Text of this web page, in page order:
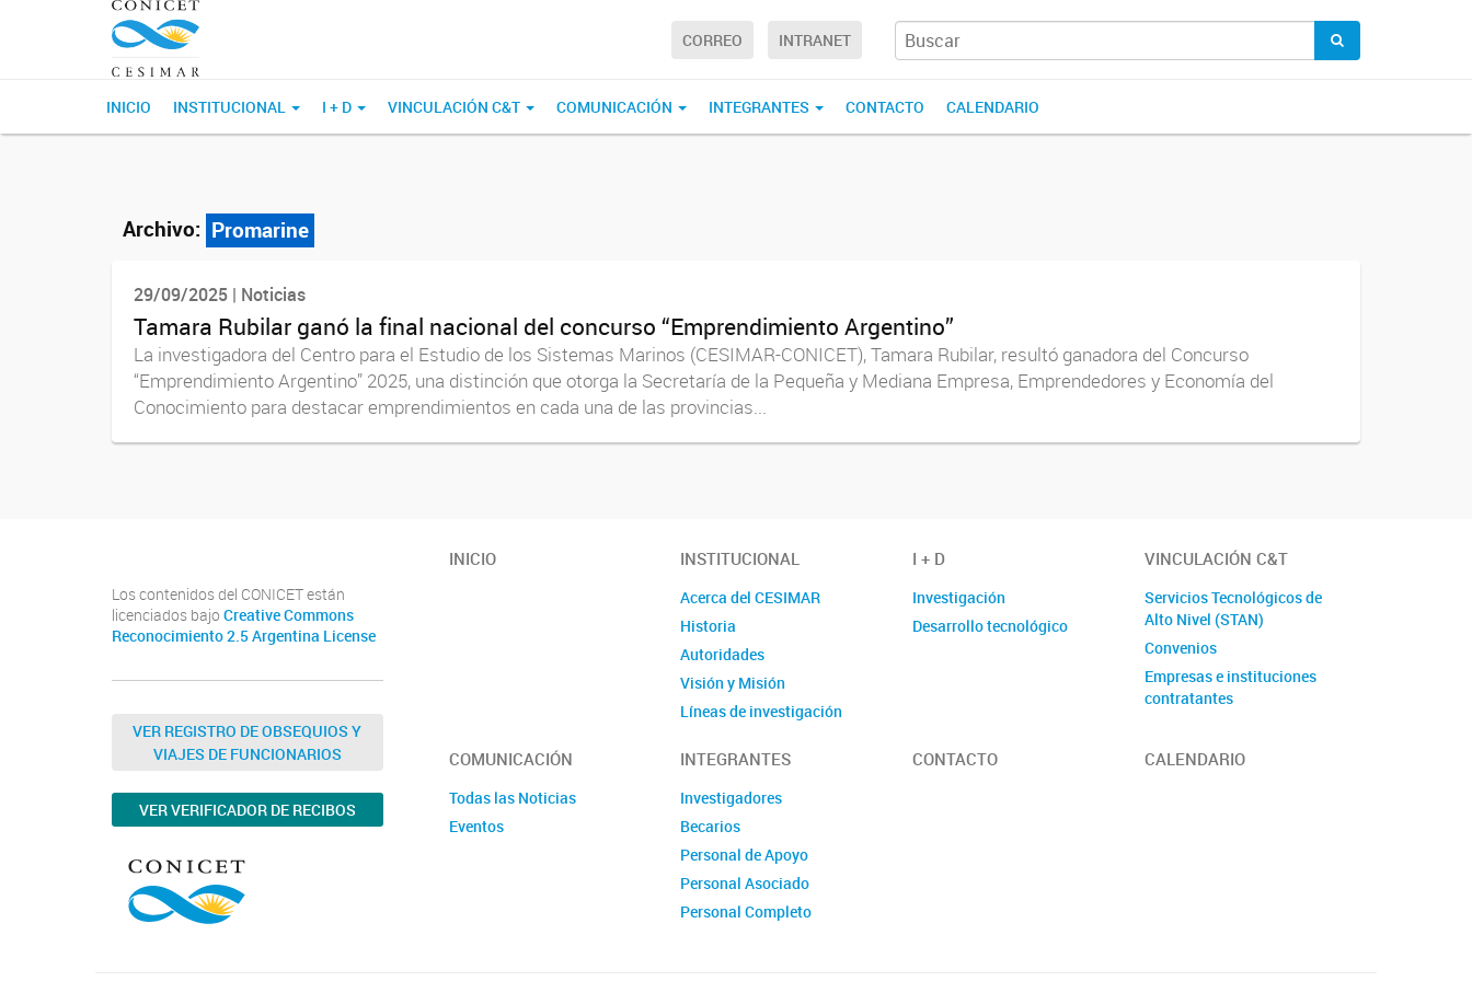
CORREO INTRANET
INICIO INSTITUCIONAL I + D VINCULACIÓN C&T COMUNICACIÓN INTEGRANTES CONTACTO CALENDARIO
Archivo: Promarine
29/09/2025 | Noticias
Tamara Rubilar ganó la final nacional del concurso “Emprendimiento Argentino”
La investigadora del Centro para el Estudio de los Sistemas Marinos (CESIMAR-CONICET), Tamara Rubilar, resultó ganadora del Concurso
“Emprendimiento Argentino” 2025, una distinción que otorga la Secretaría de la Pequeña y Mediana Empresa, Emprendedores y Economía del
Conocimiento para destacar emprendimientos en cada una de las provincias...
Los contenidos del CONICET están
licenciados bajo Creative Commons
Reconocimiento 2.5 Argentina License
VER REGISTRO DE OBSEQUIOS Y
VIAJES DE FUNCIONARIOS
VER VERIFICADOR DE RECIBOS
INICIO INSTITUCIONAL
Acerca del CESIMAR
Historia
Autoridades
Visión y Misión
Líneas de investigación
I + D
Investigación
Desarrollo tecnológico
VINCULACIÓN C&T
Servicios Tecnológicos de
Alto Nivel (STAN)
Convenios
Empresas e instituciones
contratantes
COMUNICACIÓN
Todas las Noticias
Eventos
INTEGRANTES
Investigadores
Becarios
Personal de Apoyo
Personal Asociado
Personal Completo
CONTACTO CALENDARIO